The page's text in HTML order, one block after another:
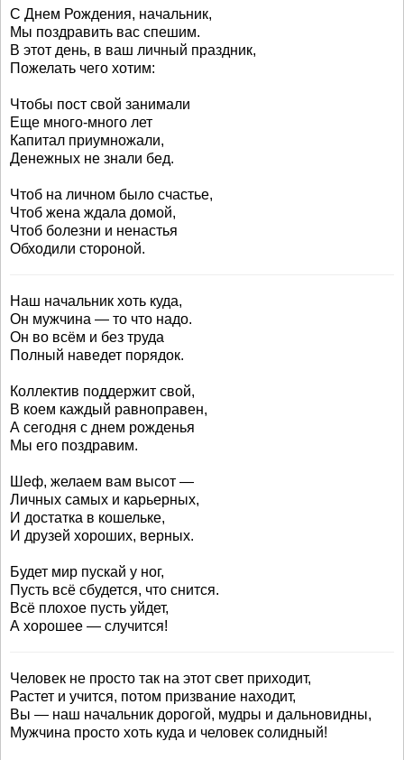
С Днем Рождения, начальник,
Мы поздравить вас спешим.
В этот день, в ваш личный праздник,
Пожелать чего хотим:
Чтобы пост свой занимали
Еще много-много лет
Капитал приумножали,
Денежных не знали бед.
Чтоб на личном было счастье,
Чтоб жена ждала домой,
Чтоб болезни и ненастья
Обходили стороной.
Наш начальник хоть куда,
Он мужчина — то что надо.
Он во всём и без труда
Полный наведет порядок.
Коллектив поддержит свой,
В коем каждый равноправен,
А сегодня с днем рожденья
Мы его поздравим.
Шеф, желаем вам высот —
Личных самых и карьерных,
И достатка в кошельке,
И друзей хороших, верных.
Будет мир пускай у ног,
Пусть всё сбудется, что снится.
Всё плохое пусть уйдет,
А хорошее — случится!
Человек не просто так на этот свет приходит,
Растет и учится, потом призвание находит,
Вы — наш начальник дорогой, мудры и дальновидны,
Мужчина просто хоть куда и человек солидный!